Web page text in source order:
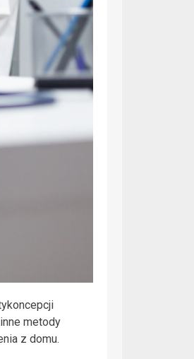
metody
z domu.